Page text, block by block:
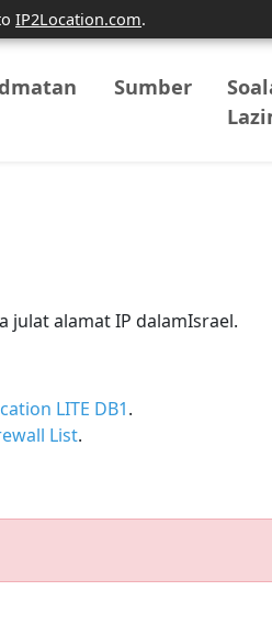
IP2Location.com.
Sumber
julat alamat IP dalamIsrael.
LITE DB1.
List.